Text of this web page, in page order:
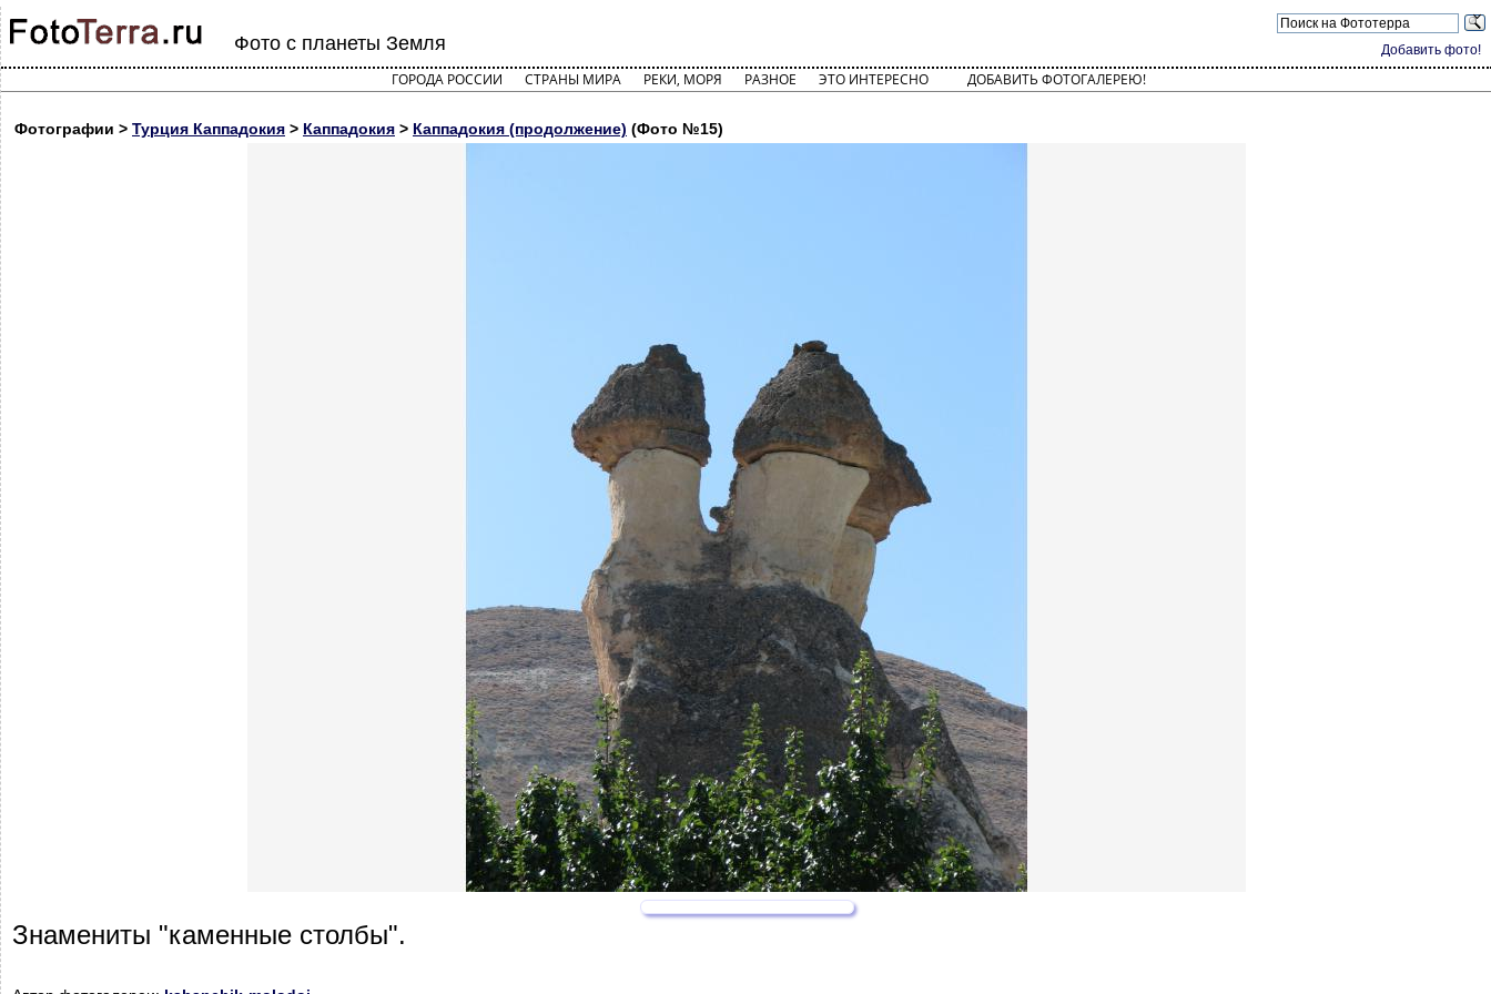
Добавить фото!
Фото с планеты Земля
ГОРОДА РОССИИ СТРАНЫ МИРА РЕКИ, МОРЯ РАЗНОЕ ЭТО ИНТЕРЕСНО ДОБАВИТЬ ФОТОГАЛЕРЕЮ!
Фотографии > Турция Каппадокия > Каппадокия > Каппадокия (продолжение) (Фото №15)
Знамениты "каменные столбы".